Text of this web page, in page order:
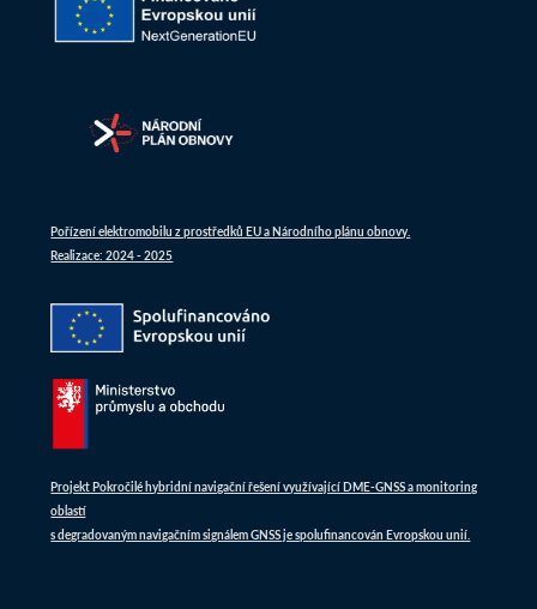
Pořízení elektromobilu z prostředků EU a Národního plánu obnovy.
Realizace: 2024 - 2025
Projekt Pokročilé hybridní navigační řešení využívající DME-GNSS a monitoring
oblastí
s degradovaným navigačním signálem GNSS je spolufinancován Evropskou unií.